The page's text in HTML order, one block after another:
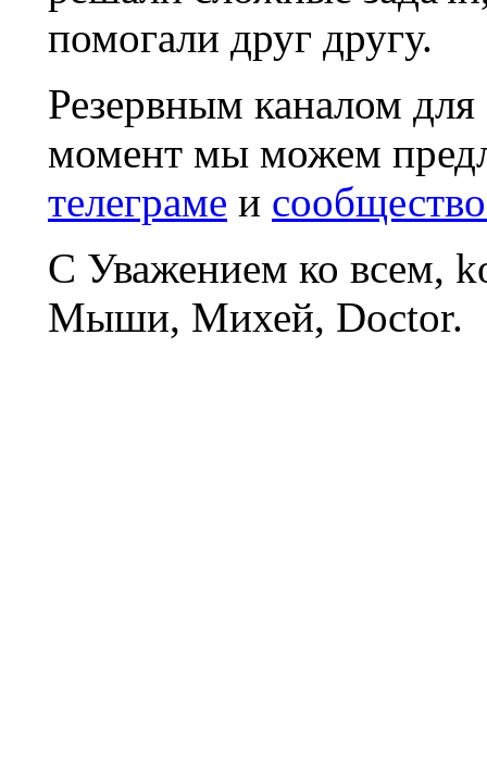
помогали друг другу.
Резервным каналом
момент мы можем
телеграме и
С Уважением ко всем,
Мыши, Михей, Doctor.